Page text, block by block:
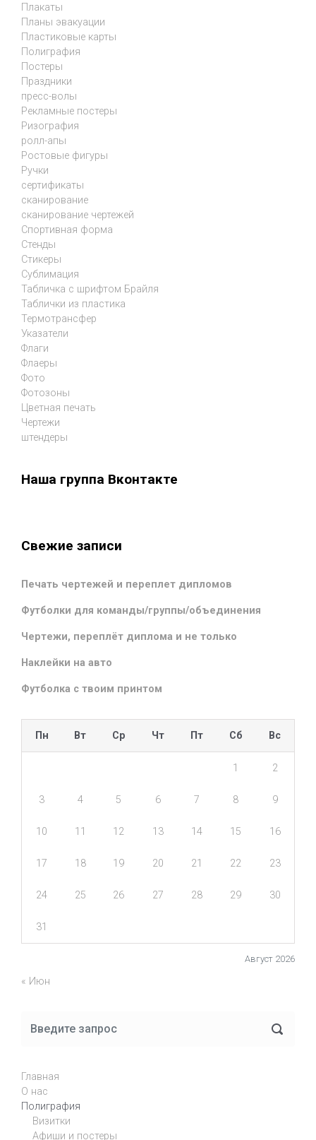
Плакаты
Планы эвакуации
Пластиковые карты
Полиграфия
Постеры
Праздники
пресс-волы
Рекламные постеры
Ризография
ролл-апы
Ростовые фигуры
Ручки
сертификаты
сканирование
сканирование чертежей
Спортивная форма
Стенды
Стикеры
Сублимация
Табличка с шрифтом Брайля
Таблички из пластика
Термотрансфер
Указатели
Флаги
Флаеры
Фото
Фотозоны
Цветная печать
Чертежи
штендеры
Наша группа Вконтакте
Свежие записи
Печать чертежей и переплет дипломов
Футболки для команды/группы/объединения
Чертежи, переплёт диплома и не только
Наклейки на авто
Футболка с твоим принтом
Август 2026
Пн Вт Ср Чт Пт Сб Вс
1 2
3 4 5 6 7 8 9
10 11 12 13 14 15 16
17 18 19 20 21 22 23
24 25 26 27 28 29 30
31
« Июн
Главная
О нас
Полиграфия
Визитки
Афиши и постеры